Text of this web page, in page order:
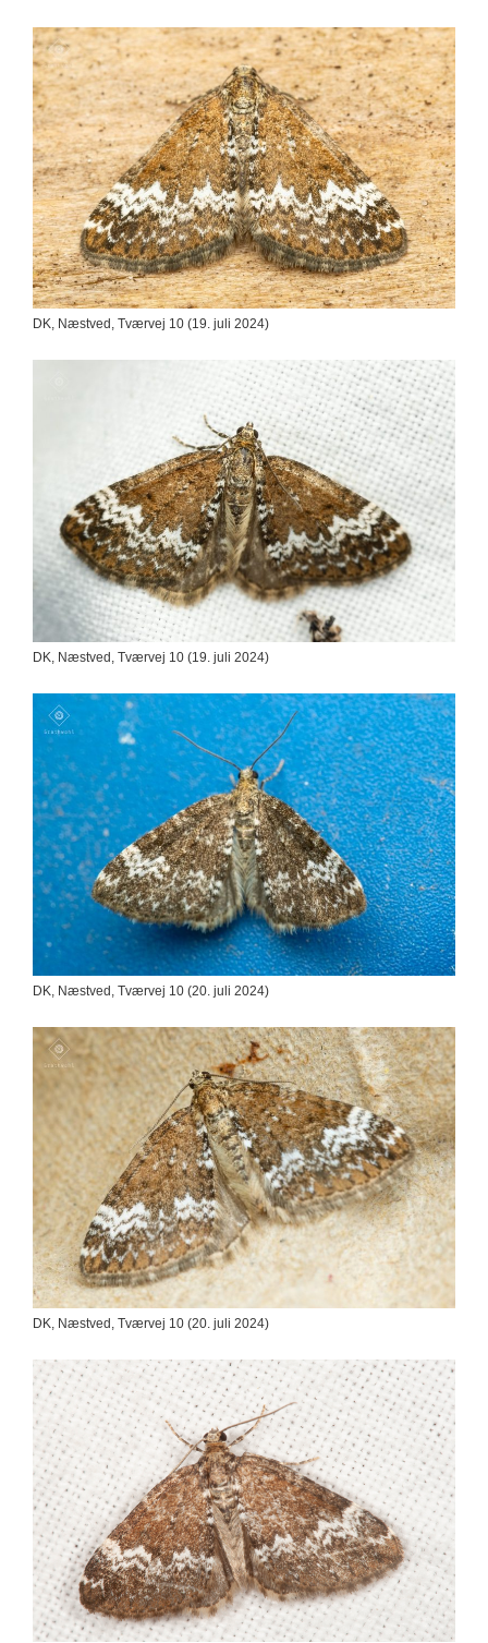
DK, Næstved, Tværvej 10 (19. juli 2024)
DK, Næstved, Tværvej 10 (19. juli 2024)
DK, Næstved, Tværvej 10 (20. juli 2024)
DK, Næstved, Tværvej 10 (20. juli 2024)